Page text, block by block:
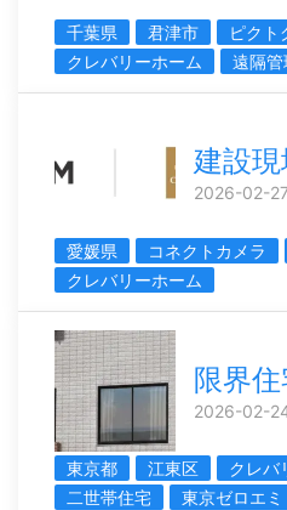
千葉県 君津市
ピクト
クレバリーホーム
遠隔管
建設
2026-02-
愛媛県 コネクトカメラ
クレバリーホーム
限界
2026-02-
東京都 江東区
クレバ
二世帯住宅
東京ゼロエミ